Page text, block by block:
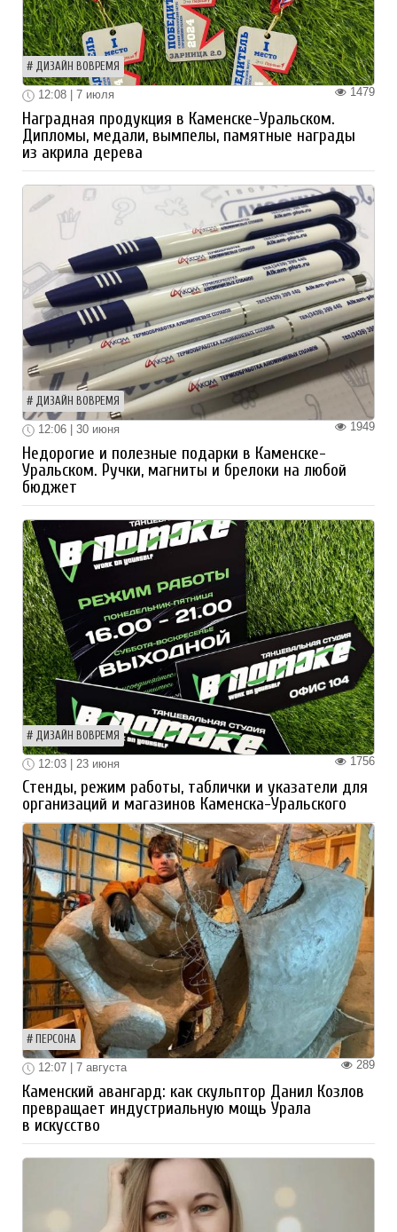
ДИЗАЙН ВОВРЕМЯ
1479
12:08 | 7 июля
Наградная продукция в Каменске-Уральском.
Дипломы, медали, вымпелы, памятные награды
из акрила дерева
ДИЗАЙН ВОВРЕМЯ
1949
12:06 | 30 июня
Недорогие и полезные подарки в Каменске-
Уральском. Ручки, магниты и брелоки на любой
бюджет
ДИЗАЙН ВОВРЕМЯ
1756
12:03 | 23 июня
Стенды, режим работы, таблички и указатели для
организаций и магазинов Каменска-Уральского
ПЕРСОНА
289
12:07 | 7 августа
Каменский авангард: как скульптор Данил Козлов
превращает индустриальную мощь Урала
в искусство